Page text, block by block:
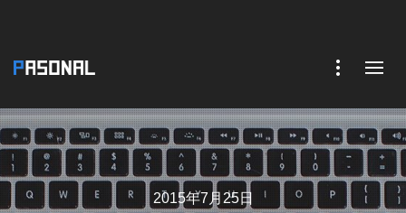
2015年7月25日